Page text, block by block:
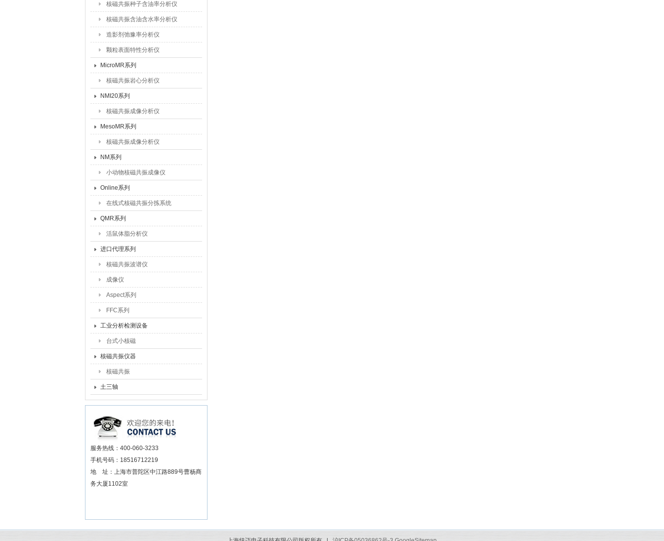
核磁共振种子含油率分析仪
核磁共振含油含水率分析仪
造影剂弛豫率分析仪
颗粒表面特性分析仪
MicroMR系列
核磁共振岩心分析仪
NMI20系列
核磁共振成像分析仪
MesoMR系列
核磁共振成像分析仪
NM系列
小动物核磁共振成像仪
Online系列
在线式核磁共振分拣系统
QMR系列
活鼠体脂分析仪
进口代理系列
核磁共振波谱仪
成像仪
Aspect系列
FFC系列
工业分析检测设备
台式小核磁
核磁共振仪器
核磁共振
土三轴
服务热线：400-060-3233
手机号码：18516712219
地 址：上海市普陀区中江路889号曹杨商
务大厦1102室